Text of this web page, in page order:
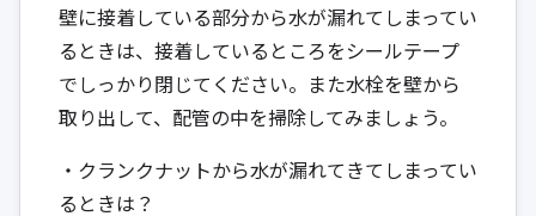
壁に接着している部分から水が漏れてしまってい
るときは、接着しているところをシールテープ
でしっかり閉じてください。また水栓を壁から
取り出して、配管の中を掃除してみましょう。
・クランクナットから水が漏れてきてしまってい
るときは？